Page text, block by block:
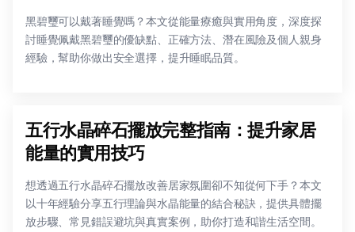
黑碧璽可以戴著睡覺嗎？本文從能量療癒與實用角度，深度探
討睡覺佩戴黑碧璽的優缺點、正確方法、潛在風險及個人親身
經驗，幫助你做出安全選擇，提升睡眠品質。
五行水晶碎石擺放完整指南：提升家居
能量的實用技巧
想透過五行水晶碎石擺放改善居家氛圍卻不知從何下手？本文
以十年經驗分享五行理論與水晶能量的結合秘訣，提供具體擺
放步驟、常見錯誤避坑與真實案例，助你打造和諧生活空間。